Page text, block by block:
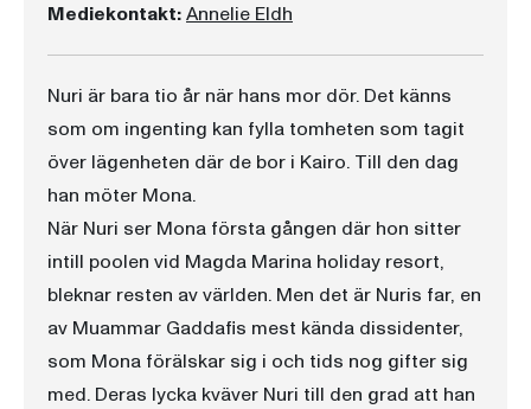
Mediekontakt:Annelie Eldh
Nuri är bara tio år när hans mor dör. Det känns
som om ingenting kan fylla tomheten som tagit
över lägenheten där de bor i Kairo. Till den dag
han möter Mona.
När Nuri ser Mona första gången där hon sitter
intill poolen vid Magda Marina holiday resort,
bleknar resten av världen. Men det är Nuris far, en
av Muammar Gaddafis mest kända dissidenter,
som Mona förälskar sig i och tids nog gifter sig
med. Deras lycka kväver Nuri till den grad att han